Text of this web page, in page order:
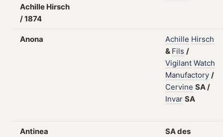
Achille Hirsch
/ 1874
Anona Achille Hirsch
& Fils /
Vigilant Watch
Manufactory /
Cervine SA/
Invar SA
Antinea SAdes